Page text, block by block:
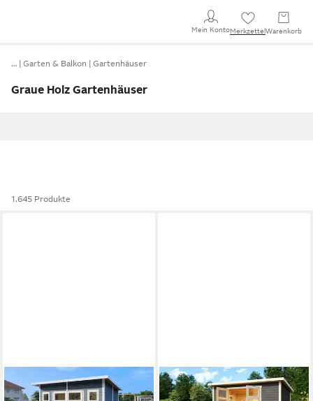
Mein KontoMerkzettel Warenkorb
… Garten & Balkon Gartenhäuser
Graue Holz Gartenhäuser
1.645 Produkte